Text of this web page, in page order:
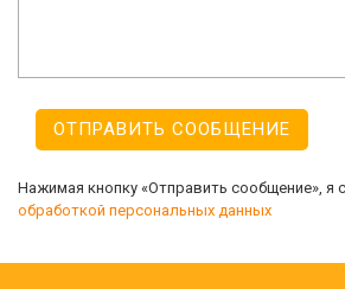
Нажимая кнопку «Отправить сообщение», я
обработкой персональных данных